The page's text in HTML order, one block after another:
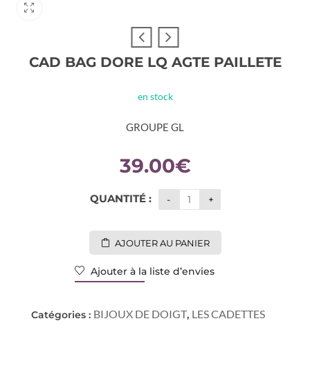
CAD BAG DORE LQ AGTE PAILLETE
en stock
GROUPE GL
39.00€
QUANTITÉ :
AJOUTER AU PANIER
Ajouter à la liste d’envies
Catégories : BIJOUX DE DOIGT, LES CADETTES